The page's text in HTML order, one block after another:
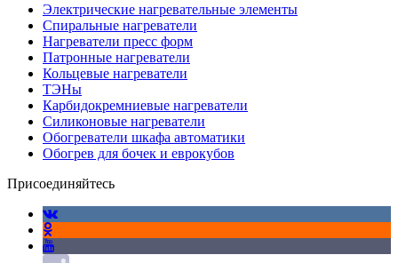
Электрические нагревательные элементы
Спиральные нагреватели
Нагреватели пресс форм
Патронные нагреватели
Кольцевые нагреватели
ТЭНы
Карбидокремниевые нагреватели
Силиконовые нагреватели
Обогреватели шкафа автоматики
Обогрев для бочек и еврокубов
Присоединяйтесь